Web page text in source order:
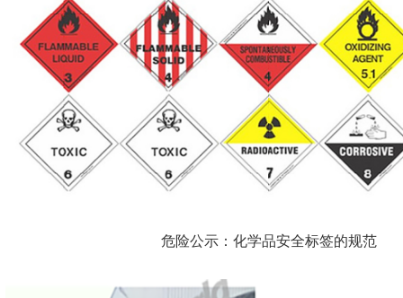
危险公示：化学品安全标签的规范